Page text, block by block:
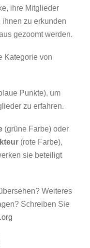
ihre Mitglieder
zu erkunden
gezoomt werden.
Kategorie von
Punkte), um
zu erfahren.
(grüne Farbe) oder
(rote Farbe),
sie beteiligt
Weiteres
Schreiben Sie